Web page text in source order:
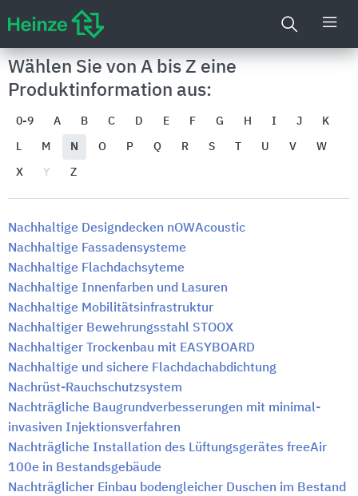
Wählen Sie von A bis Z eine
Produktinformation aus:
0-9 A B C D E F G H I J K
L M N O P Q R S U V W
X Y Z
Nachhaltige Designdecken nOWAcoustic
Nachhaltige Fassadensysteme
Nachhaltige Flachdachsyteme
Nachhaltige Innenfarben und Lasuren
Nachhaltige Mobilitätsinfrastruktur
Nachhaltiger Bewehrungsstahl STOOX
Nachhaltiger Trockenbau mit EASYBOARD
Nachhaltige und sichere Flachdachabdichtung
Nachrüst-Rauchschutzsystem
Nachträgliche Baugrundverbesserungen mit minimal-
invasiven Injektionsverfahren
Nachträgliche Installation des Lüftungsgerätes freeAir
100e in Bestandsgebäude
Nachträglicher Einbau bodengleicher Duschen im Bestand